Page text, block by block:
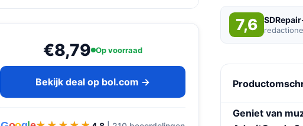
€8,79 Op voorraad
Bekijk deal op bol.com →
7,6
Geniet van